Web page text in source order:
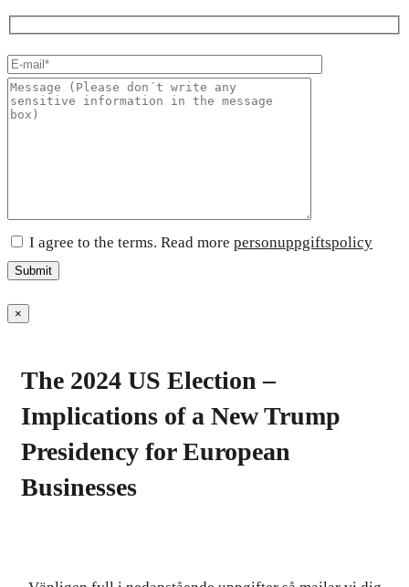
I agree to the terms. Read more personuppgiftspolicy
×
The 2024 US Election –
Implications of a New Trump
Presidency for European
Businesses